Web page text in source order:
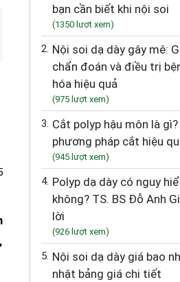
bạn cần biết khi nội soi
(1350 lượt xem)
2. Nội soi dạ dày gây mê: Giải pháp
chẩn đoán và điều trị
hóa hiệu quả
(975 lượt xem)
3. Cắt polyp hậu môn là gì? một số
phương pháp cắt hiệu
(945 lượt xem)
4. Polyp dạ dày có nguy hiểm
không? TS. BS Đỗ Anh
lời
(926 lượt xem)
5. Nội soi dạ dày giá bao nhiêu? Cập
nhật bảng giá chi tiết